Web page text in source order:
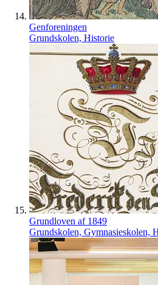
Genforeningen
Grundskolen, Historie
Grundloven af 1849
Grundskolen, Gymnasieskolen,